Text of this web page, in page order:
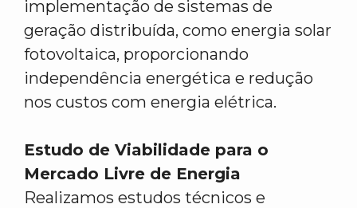
implementação de sistemas de
geração distribuída, como energia solar
fotovoltaica, proporcionando
independência energética e redução
nos custos com energia elétrica.
Estudo de Viabilidade para o
Mercado Livre de Energia
Realizamos estudos técnicos e